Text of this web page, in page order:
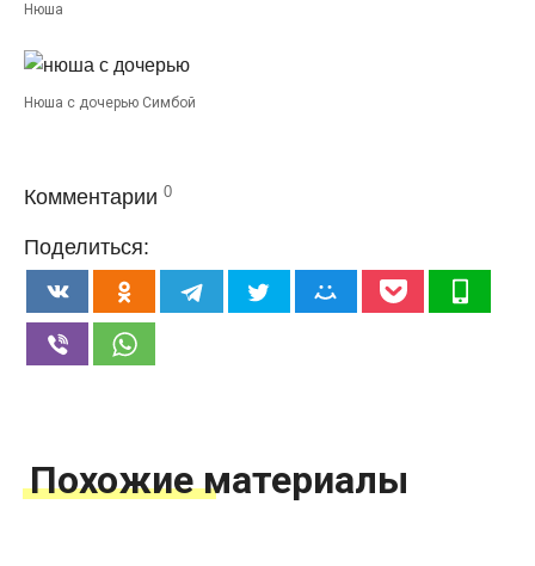
Нюша
Нюша с дочерью Симбой
Комментарии 0
Поделиться:
Похожие материалы